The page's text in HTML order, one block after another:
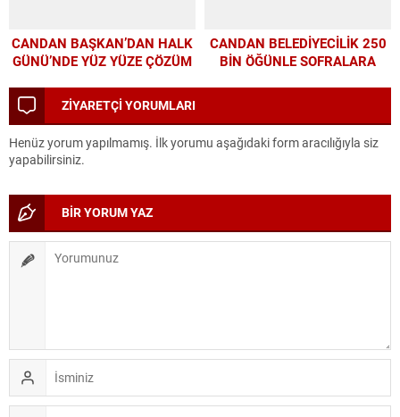
CANDAN BAŞKAN’DAN HALK
GÜNÜ’NDE YÜZ YÜZE ÇÖZÜM
CANDAN BELEDİYECİLİK 250
BİN ÖĞÜNLE SOFRALARA
ZİYARETÇİ YORUMLARI
Henüz yorum yapılmamış. İlk yorumu aşağıdaki form aracılığıyla siz
yapabilirsiniz.
BİR YORUM YAZ